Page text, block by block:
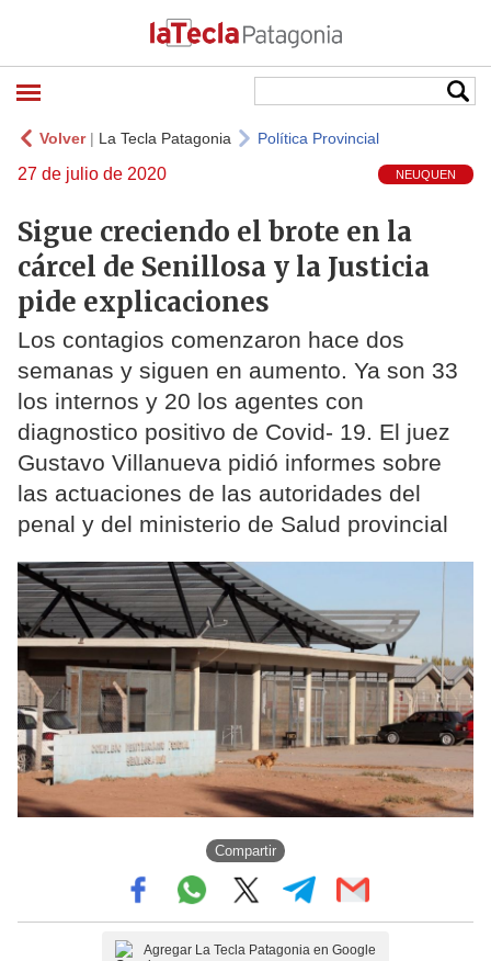
Volver| La Tecla Patagonia Política Provincial
27 de julio de 2020 NEUQUEN
Sigue creciendo el brote en la
cárcel de Senillosa y la Justicia
pide explicaciones
Los contagios comenzaron hace dos
semanas y siguen en aumento. Ya son 33
los internos y 20 los agentes con
diagnostico positivo de Covid- 19. El juez
Gustavo Villanueva pidió informes sobre
las actuaciones de las autoridades del
penal y del ministerio de Salud provincial
Compartir
Agregar La Tecla Patagonia en Google